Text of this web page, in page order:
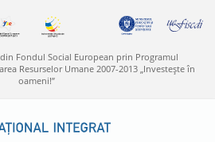
Fondul Social European prin Programul
Resurselor Umane 2007-2013 „Investeşte în
oameni!”